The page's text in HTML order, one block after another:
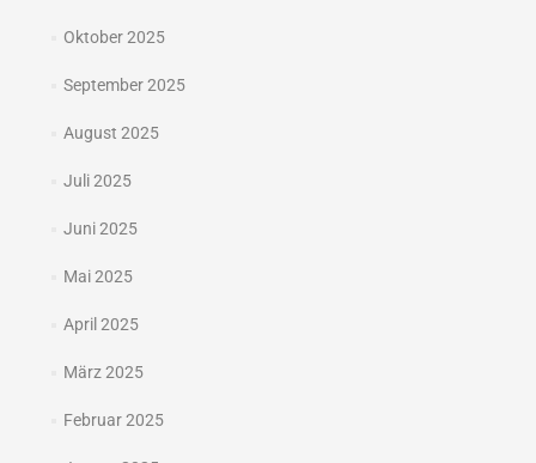
Oktober 2025
September 2025
August 2025
Juli 2025
Juni 2025
Mai 2025
April 2025
März 2025
Februar 2025